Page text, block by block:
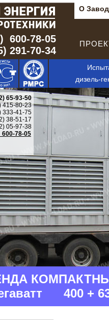
О
600-78-05
291-70-34
дизель-
65-93-50
415-80-23
333-41-75
38-51-17
05-97-38
78-05
400 +